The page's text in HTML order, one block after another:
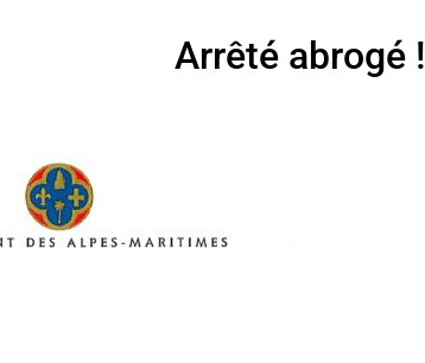
Arrêté abrogé !